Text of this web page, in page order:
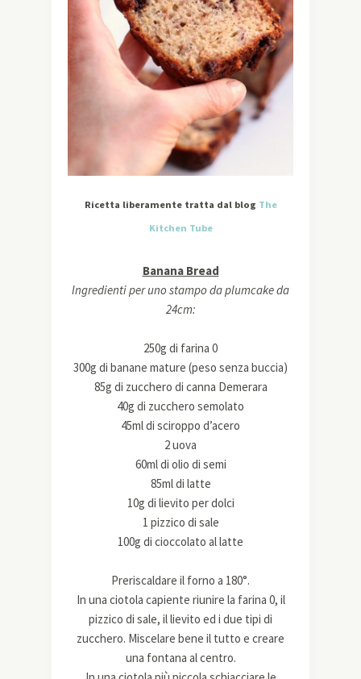
Ricetta liberamente tratta dal blog The
Kitchen Tube
Banana Bread
Ingredienti per uno stampo da plumcake da
24cm:
250g di farina 0
300g di banane mature (peso senza buccia)
85g di zucchero di canna Demerara
40g di zucchero semolato
45ml di sciroppo d’acero
2 uova
60ml di olio di semi
85ml di latte
10g di lievito per dolci
1 pizzico di sale
100g di cioccolato al latte
Preriscaldare il forno a 180°.
In una ciotola capiente riunire la farina 0, il
pizzico di sale, il lievito ed i due tipi di
zucchero. Miscelare bene il tutto e creare
una fontana al centro.